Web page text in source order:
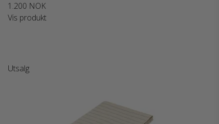
1.200 NOK
Vis produkt
Utsalg